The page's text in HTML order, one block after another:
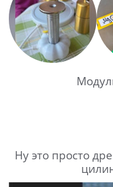
Ну это просто